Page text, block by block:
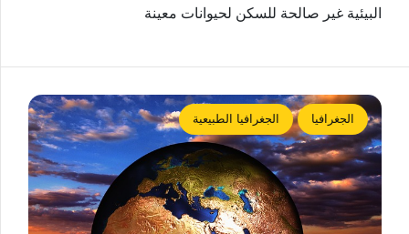
البيئية غير صالحة للسكن لحيوانات معينة
الجغرافيا الجغرافيا الطبيعية